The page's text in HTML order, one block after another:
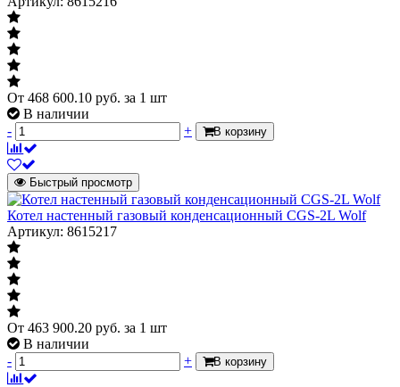
От 468 600.10 руб. за 1 шт
В наличии
-
+ В корзину
Быстрый просмотр
Котел настенный газовый конденсационный CGS-2L Wolf
Артикул: 8615217
От 463 900.20 руб. за 1 шт
В наличии
-
+ В корзину